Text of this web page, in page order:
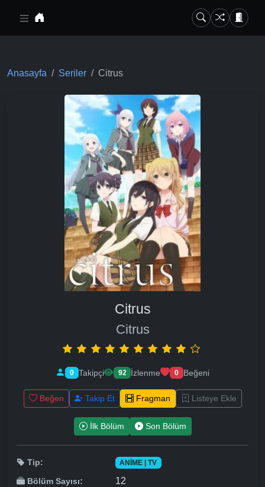
Anasayfa Seriler Citrus
Citrus
Citrus
0 Takipçi 92 İzlenme 0 Beğeni
Beğen Takip Et Fragman Listeye Ekle
İlk Bölüm Son Bölüm
Tip: ANIME | TV
Bölüm Sayısı: 12